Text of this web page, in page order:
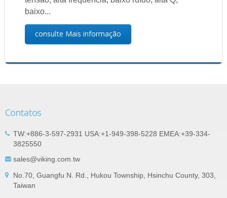
baixo...
consulte Mais informação
Contatos
TW:+886-3-597-2931 USA:+1-949-398-5228 EMEA:+39-334-
3825550
sales@viking.com.tw
No.70, Guangfu N. Rd., Hukou Township, Hsinchu County, 303,
Taiwan